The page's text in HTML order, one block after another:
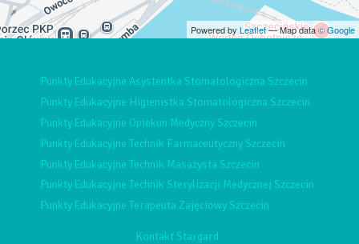
Powered by Leaflet— Map data ©Google
Punkty Edukacyjne Asystentka Stomatologiczna Szczecin
Punkty Edukacyjne Higienistka Stomatologiczna Szczecin
Punkty Edukacyjne Opiekun Medyczny Szczecin
Punkty Edukacyjne Technik Farmaceutyczny Szczecin
Punkty Edukacyjne Technik Masażysta Szczecin
Punkty Edukacyjne Technik Sterylizacji Medycznej Szczecin
Punkty Edukacyjne Terapeuta Zajęciowy Szczecin
Kontakt Stargard